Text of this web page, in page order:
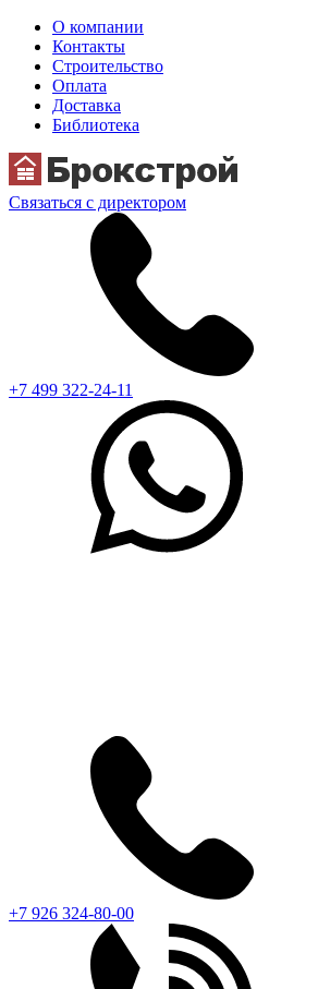
О компании
Контакты
Строительство
Оплата
Доставка
Библиотека
Связаться с директором
+7 499 322-24-11
+7 926 324-80-00